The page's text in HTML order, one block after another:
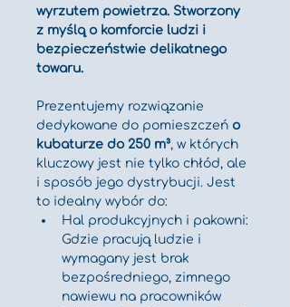
wyrzutem powietrza. Stworzony
z myślą o komforcie ludzi i
bezpieczeństwie delikatnego
towaru.
Prezentujemy rozwiązanie
dedykowane do pomieszczeń o
kubaturze do 250 m³, w których
kluczowy jest nie tylko chłód, ale
i sposób jego dystrybucji. Jest
to idealny wybór do:
Hal produkcyjnych i pakowni:
Gdzie pracują ludzie i
wymagany jest brak
bezpośredniego, zimnego
nawiewu na pracowników